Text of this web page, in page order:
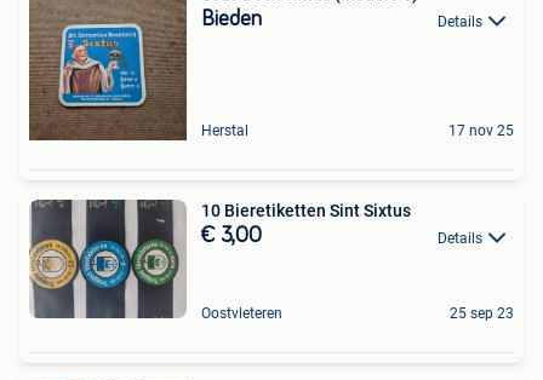
Bieden Details
Herstal 17 nov 25
10 Bieretiketten Sint Sixtus
€ 3,00 Details
Oostvleteren 25 sep 23